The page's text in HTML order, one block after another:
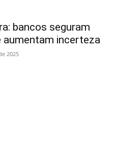
bancos seguram
aumentam incerteza
2025